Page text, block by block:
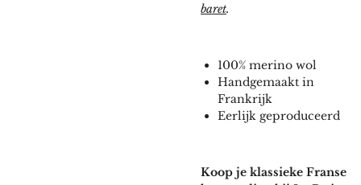
baret.
100% merino wol
Handgemaakt in
Frankrijk
Eerlijk geproduceerd
Koop je klassieke Franse